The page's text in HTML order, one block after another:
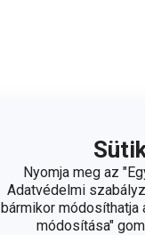
Nyomja meg az
Adatvédelmi
bármikor
módosítása"